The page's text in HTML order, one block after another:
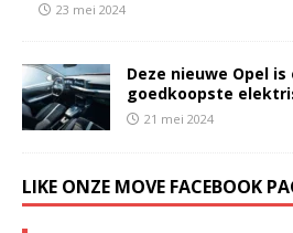
23 mei 2024
Deze nieuwe Opel is
goedkoopste
21 mei 2024
LIKE ONZE MOVE FACEBOOK